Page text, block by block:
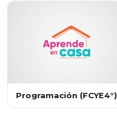
Programación (FCYE4°)